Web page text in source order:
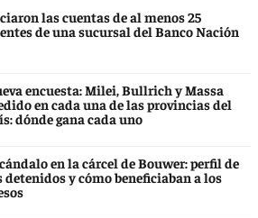
las cuentas de al menos 25
de una sucursal del Banco Nación
encuesta: Milei, Bullrich y Massa
en cada una de las provincias del
dónde gana cada uno
en la cárcel de Bouwer: perfil de
detenidos y cómo beneficiaban a los